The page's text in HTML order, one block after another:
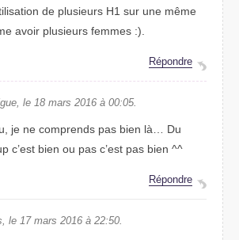
de plusieurs H1 sur une même
avoir plusieurs femmes :).
Répondre
le 18 mars 2016 à 00:05.
je ne comprends pas bien là… Du
c’est bien ou pas c’est pas bien ^^
Répondre
le 17 mars 2016 à 22:50.